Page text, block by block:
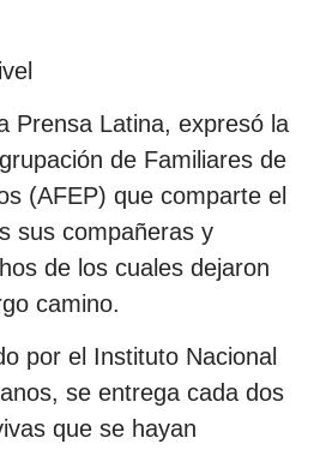
Prensa Latina, expresó la
de Familiares de
(AFEP) que comparte el
sus compañeras y
de los cuales dejaron
camino.
por el Instituto Nacional
se entrega cada dos
que se hayan